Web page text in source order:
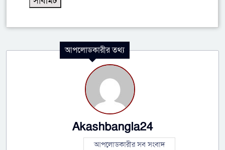
আপলোডকারীর তথ্য
Akashbangla24
আপলোডকারীর সব সংবাদ